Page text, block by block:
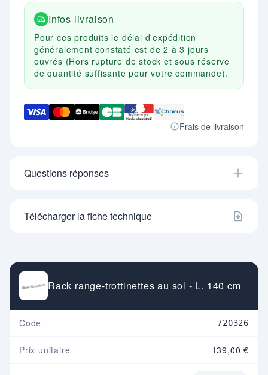
Infos livraison
Pour ces produits le délai d'expédition
généralement constaté est de 2 à 3 jours
ouvrés (Hors rupture de stock et sous réserve
de quantité suffisante pour votre commande).
Frais de livraison
Questions réponses
Télécharger la fiche technique
Rack range-trottinettes au sol - L. 140 cm
Code 720326
Prix unitaire 139,00 €